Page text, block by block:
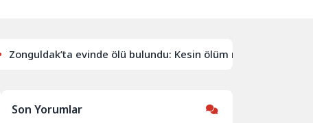
evinde ölü bulundu: Kesin ölüm nedeni otopsiyle
Son Yorumlar